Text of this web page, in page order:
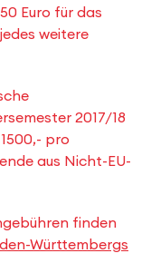
Euro für das
weitere
2017/18
pro
aus Nicht-EU-
finden
Württembergs